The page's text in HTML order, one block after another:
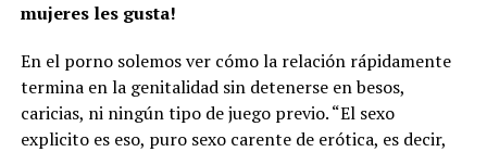
mujeres les gusta!
En el porno solemos ver cómo la relación rápidamente
termina en la genitalidad sin detenerse en besos,
caricias, ni ningún tipo de juego previo. “El sexo
explicito es eso, puro sexo carente de erótica, es decir,